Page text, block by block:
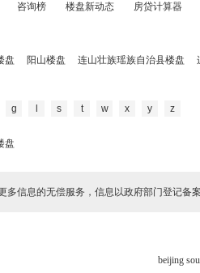
咨询榜 楼盘新动态 房贷计算器
盘 阳山楼盘 连山壮族瑶族自治县楼盘
g s t w x y z
盘
多信息的无偿服务，信息以政府部门登记备
beijing